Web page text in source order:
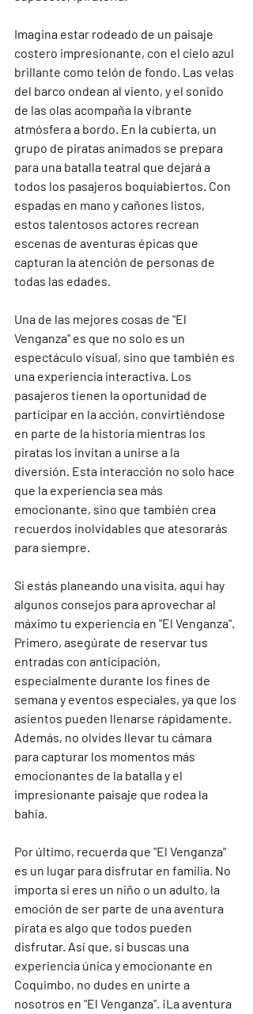
Imagina estar rodeado de un paisaje
costero impresionante, con el cielo azul
brillante como telón de fondo. Las velas
del barco ondean al viento, y el sonido
de las olas acompaña la vibrante
atmósfera a bordo. En la cubierta, un
grupo de piratas animados se prepara
para una batalla teatral que dejará a
todos los pasajeros boquiabiertos. Con
espadas en mano y cañones listos,
estos talentosos actores recrean
escenas de aventuras épicas que
capturan la atención de personas de
todas las edades.
Una de las mejores cosas de "El
Venganza" es que no solo es un
espectáculo visual, sino que también es
una experiencia interactiva. Los
pasajeros tienen la oportunidad de
participar en la acción, convirtiéndose
en parte de la historia mientras los
piratas los invitan a unirse a la
diversión. Esta interacción no solo hace
que la experiencia sea más
emocionante, sino que también crea
recuerdos inolvidables que atesorarás
para siempre.
Si estás planeando una visita, aquí hay
algunos consejos para aprovechar al
máximo tu experiencia en "El Venganza".
Primero, asegúrate de reservar tus
entradas con anticipación,
especialmente durante los fines de
semana y eventos especiales, ya que los
asientos pueden llenarse rápidamente.
Además, no olvides llevar tu cámara
para capturar los momentos más
emocionantes de la batalla y el
impresionante paisaje que rodea la
bahía.
Por último, recuerda que "El Venganza"
es un lugar para disfrutar en familia. No
importa si eres un niño o un adulto, la
emoción de ser parte de una aventura
pirata es algo que todos pueden
disfrutar. Así que, si buscas una
experiencia única y emocionante en
Coquimbo, no dudes en unirte a
nosotros en "El Venganza". ¡La aventura